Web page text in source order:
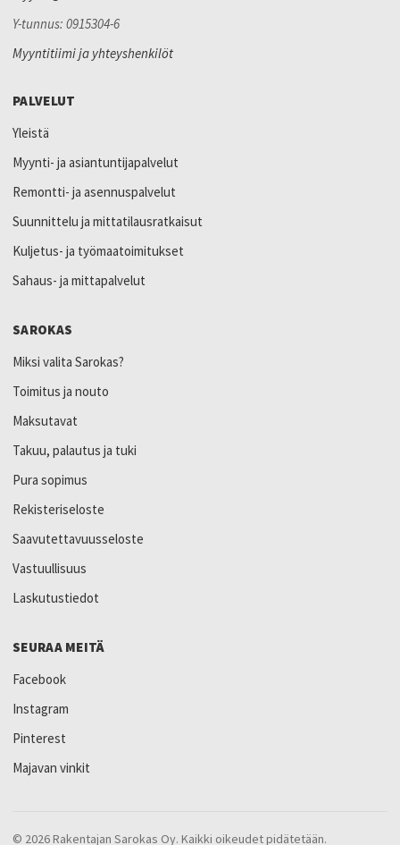
Y-tunnus: 0915304-6
Myyntitiimi ja yhteyshenkilöt
PALVELUT
Yleistä
Myynti- ja asiantuntijapalvelut
Remontti- ja asennuspalvelut
Suunnittelu ja mittatilausratkaisut
Kuljetus- ja työmaatoimitukset
Sahaus- ja mittapalvelut
SAROKAS
Miksi valita Sarokas?
Toimitus ja nouto
Maksutavat
Takuu, palautus ja tuki
Pura sopimus
Rekisteriseloste
Saavutettavuusseloste
Vastuullisuus
Laskutustiedot
SEURAA MEITÄ
Facebook
Instagram
Pinterest
Majavan vinkit
© 2026 Rakentajan Sarokas Oy. Kaikki oikeudet pidätetään.